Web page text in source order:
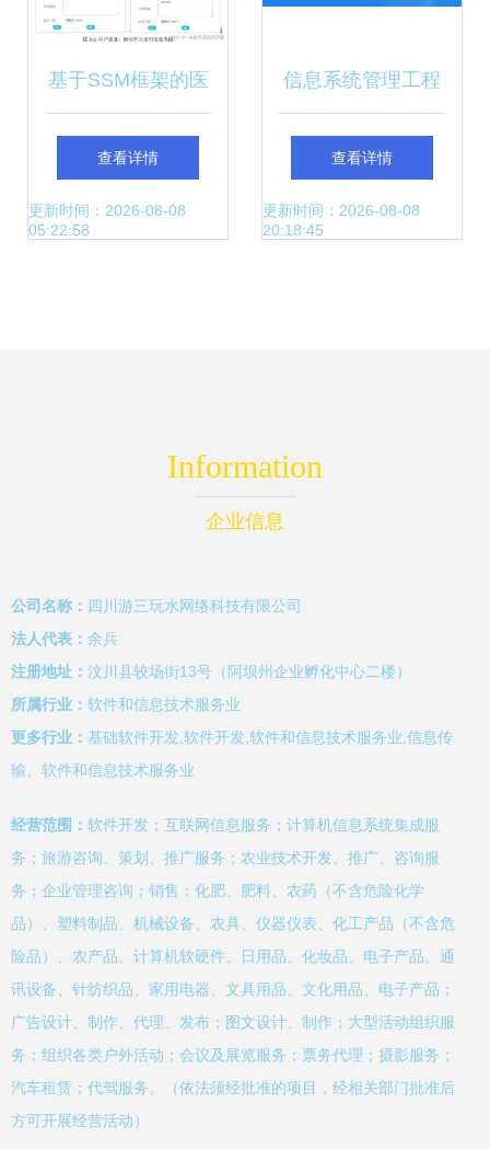
基于SSM框架的医
学药品管理系统设
计与计算机信息系
查看详情
更新时间：2026-08-08
05:22:58
信息系统管理工程
师与系统集成项目
管理工程师 聚焦计
查看详情
更新时间：2026-08-08
20:18:45
Information
企业信息
公司名称： 四川游三玩水网络科技有限公司
法人代表： 余兵
注册地址： 汶川县较场街13号（阿坝州企业孵化中心二楼）
所属行业： 软件和信息技术服务业
更多行业： 基础软件开发,软件开发,软件和信息技术服务业,信息传
输、软件和信息技术服务业
经营范围： 软件开发；互联网信息服务；计算机信息系统集成服
务；旅游咨询、策划、推广服务；农业技术开发、推广、咨询服
务；企业管理咨询；销售：化肥、肥料、农药（不含危险化学
品）、塑料制品、机械设备、农具、仪器仪表、化工产品（不含危
险品）、农产品、计算机软硬件、日用品、化妆品、电子产品、通
讯设备、针纺织品、家用电器、文具用品、文化用品、电子产品；
广告设计、制作、代理、发布；图文设计、制作；大型活动组织服
务；组织各类户外活动；会议及展览服务；票务代理；摄影服务；
汽车租赁；代驾服务。（依法须经批准的项目，经相关部门批准后
方可开展经营活动）